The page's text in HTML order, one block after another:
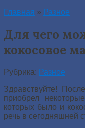
Главная » Разное
Для чего
кокосовое
Рубрика: Разное
Здравствуйте!
приобрел
которых было и
речь в сегодняшней